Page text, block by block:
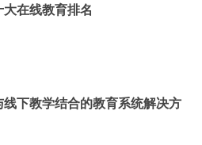
大在线教育排名
线下教学结合的教育系统解决方